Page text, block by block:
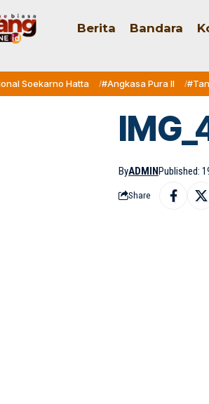
Berita Bandara
Soekarno Hatta #Angkasa Pura II
ByADMINPublished:
Share